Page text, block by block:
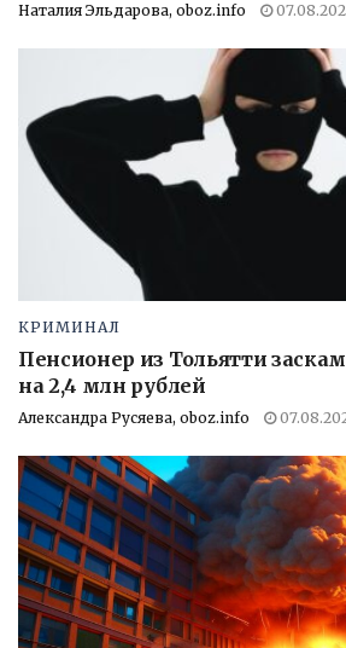
Наталия Эльдарова, oboz.info
КРИМИНАЛ
Пенсионер из Тольятти
на 2,4 млн рублей
Александра Русяева, oboz.info